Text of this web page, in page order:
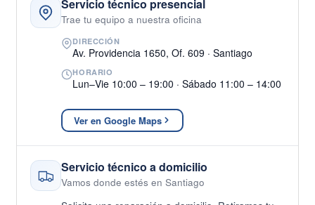
Servicio técnico presencial
Trae tu equipo a nuestra oficina
DIRECCIÓN
Av. Providencia 1650, Of. 609 · Santiago
HORARIO
Lun–Vie 10:00 – 19:00 · Sábado 11:00 – 14:00
Ver en Google Maps
Servicio técnico a domicilio
Vamos donde estés en Santiago